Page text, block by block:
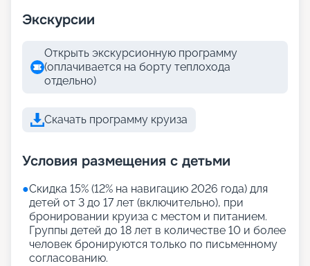
Экскурсии
Открыть экскурсионную программу
(оплачивается на борту теплохода
отдельно)
Скачать программу круиза
Условия размещения с детьми
●Скидка 15% (12% на навигацию 2026 года) для
детей от 3 до 17 лет (включительно), при
бронировании круиза с местом и питанием.
Группы детей до 18 лет в количестве 10 и более
человек бронируются только по письменному
согласованию.